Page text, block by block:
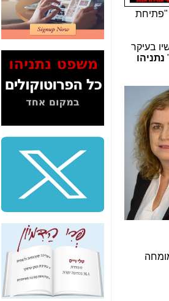
"פתיחת
בעיקר
נתניהו
2" על תעלולי השר
משה כחלון -כאן
המשך חשיפת הבלוף
ששמו "מהפיכת
הסלולר" ואיך מסרסים
כאן
סיכום ביקור בסיליקון
באותם תחומים -כאן
שלמה פילבר (עד
לאחרונה מנכ"ל משרד
התקשורת) - עד
מדינה? הצחקתם
"יש אפליה בחקירה"?
חשיפה: למה השר
משה כחלון לא נחקר
עד היום? -
חשיפת חשד לשחיתות
הדומה לזו של "תיק